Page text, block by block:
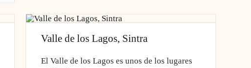
Valle de los Lagos, Sintra
El Valle de los Lagos es unos de los lugares